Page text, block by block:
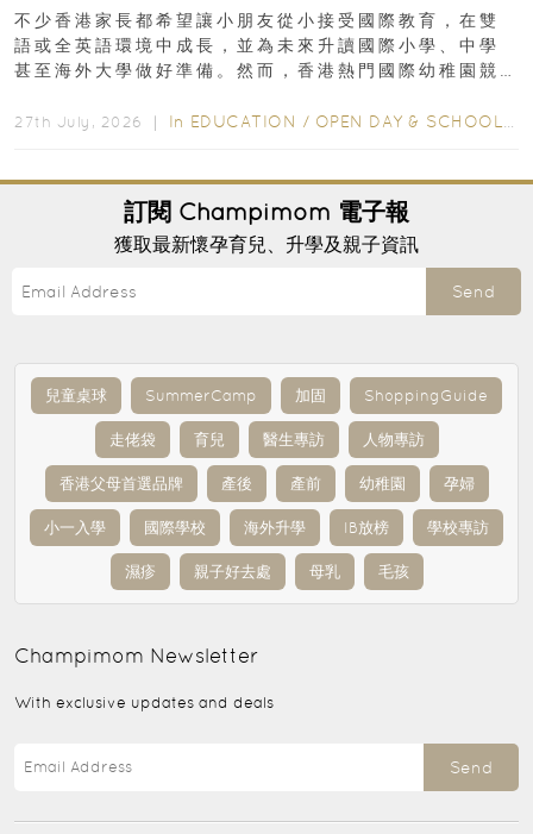
不少香港家長都希望讓小朋友從小接受國際教育，在雙
語或全英語環境中成長，並為未來升讀國際小學、中學
甚至海外大學做好準備。然而，香港熱門國際幼稚園競
27th July, 2026 ｜ In EDUCATION / OPEN DAY & SCHOOL EVENTS
訂閱 Champimom 電子報
獲取最新懷孕育兒、升學及親子資訊
Send
兒童桌球 SummerCamp 加固 ShoppingGuide
走佬袋 育兒 醫生專訪 人物專訪
香港父母首選品牌 產後 產前 幼稚園 孕婦
小一入學 國際學校 海外升學 IB放榜 學校專訪
濕疹 親子好去處 母乳 毛孩
Champimom Newsletter
With exclusive updates and deals
Send